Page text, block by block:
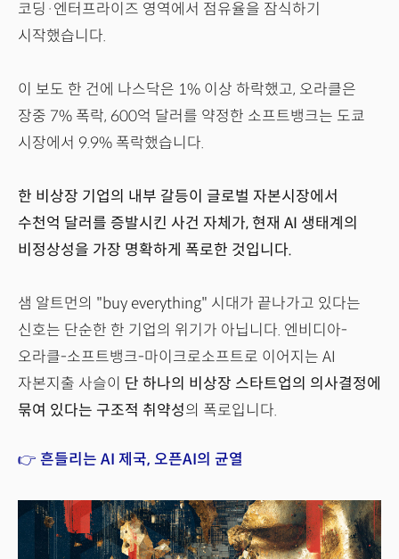
코딩·엔터프라이즈 영역에서 점유율을 잠식하기
시작했습니다.
이 보도 한 건에 나스닥은 1% 이상 하락했고, 오라클은
장중 7% 폭락, 600억 달러를 약정한 소프트뱅크는 도쿄
시장에서 9.9% 폭락했습니다.
한 비상장 기업의 내부 갈등이 글로벌 자본시장에서
수천억 달러를 증발시킨 사건 자체가, 현재 AI 생태계의
비정상성을 가장 명확하게 폭로한 것입니다.
샘 알트먼의 "buy everything" 시대가 끝나가고 있다는
신호는 단순한 한 기업의 위기가 아닙니다. 엔비디아-
오라클-소프트뱅크-마이크로소프트로 이어지는 AI
자본지출 사슬이 단 하나의 비상장 스타트업의 의사결정에
묶여 있다는 구조적 취약성의 폭로입니다.
👉 흔들리는 AI 제국, 오픈AI의 균열